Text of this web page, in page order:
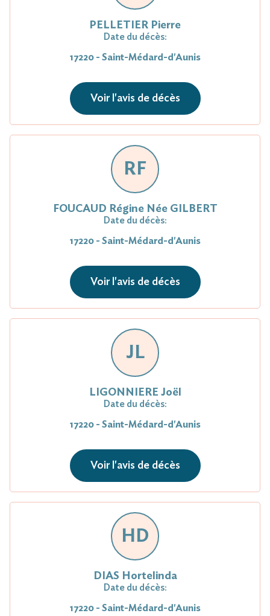
PELLETIER Pierre
Date du décès:
17220 - Saint-Médard-d'Aunis
Voir l'avis de décès
RF
FOUCAUD Régine Née GILBERT
Date du décès:
17220 - Saint-Médard-d'Aunis
Voir l'avis de décès
JL
LIGONNIERE Joël
Date du décès:
17220 - Saint-Médard-d'Aunis
Voir l'avis de décès
HD
DIAS Hortelinda
Date du décès:
17220 - Saint-Médard-d'Aunis